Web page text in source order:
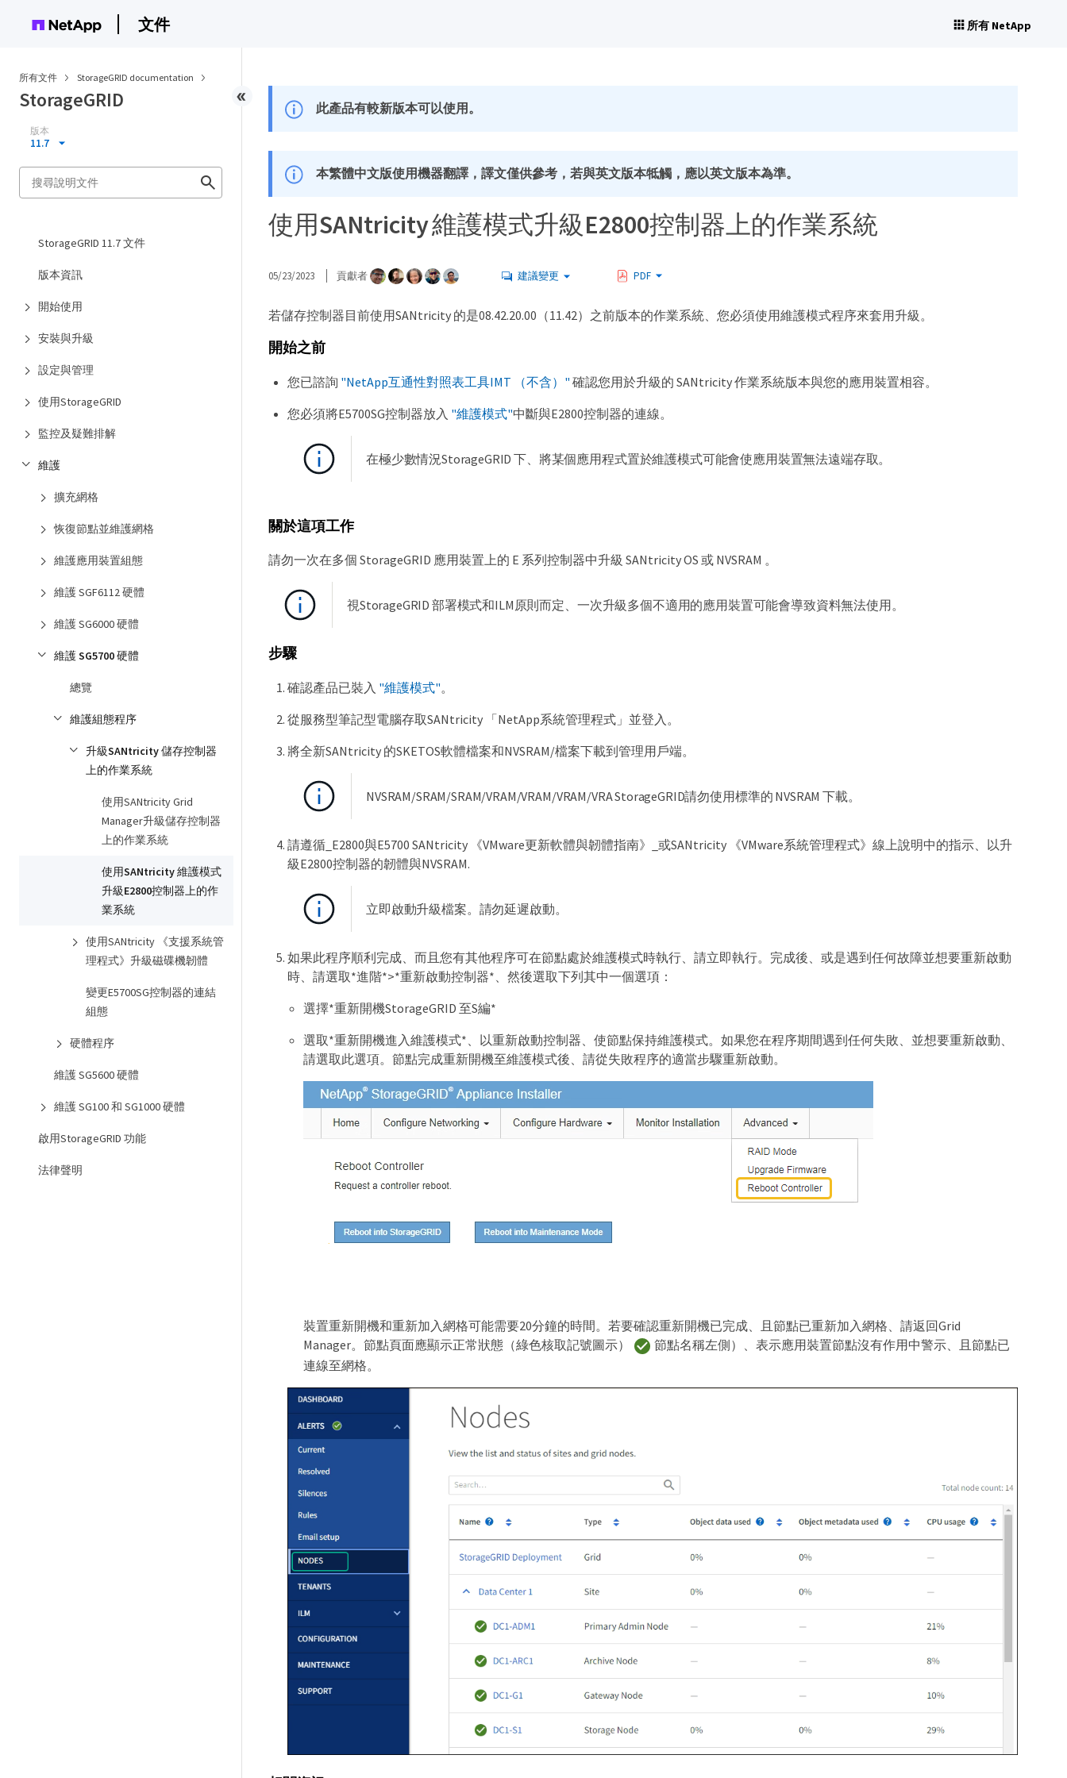
文件 所有 NetApp
所有文件 StorageGRID documentation
StorageGRID
版本
11.7
StorageGRID 11.7 文件
版本資訊
開始使用
安裝與升級
設定與管理
使用StorageGRID
監控及疑難排解
維護
擴充網格
恢復節點並維護網格
維護應用裝置組態
維護 SGF6112 硬體
維護 SG6000 硬體
維護 SG5700 硬體
總覽
維護組態程序
升級SANtricity 儲存控制器
上的作業系統
使用SANtricity Grid
Manager升級儲存控制器
上的作業系統
使用SANtricity 維護模式
升級E2800控制器上的作
業系統
使用SANtricity 《支援系統管
理程式》升級磁碟機韌體
變更E5700SG控制器的連結
組態
硬體程序
維護 SG5600 硬體
維護 SG100 和 SG1000 硬體
啟用StorageGRID 功能
法律聲明
此產品有較新版本可以使用。
本繁體中文版使用機器翻譯，譯文僅供參考，若與英文版本牴觸，應以英文版本為準。
使用SANtricity 維護模式升級E2800控制器上的作業系統
05/23/2023 貢獻者 建議變更 PDF
若儲存控制器目前使用SANtricity 的是08.42.20.00（11.42）之前版本的作業系統、您必須使用維護模式程序來套用升級。
開始之前
您已諮詢 "NetApp互通性對照表工具IMT （不含）" 確認您用於升級的 SANtricity 作業系統版本與您的應用裝置相容。
您必須將E5700SG控制器放入 "維護模式"中斷與E2800控制器的連線。
在極少數情況StorageGRID 下、將某個應用程式置於維護模式可能會使應用裝置無法遠端存取。
關於這項工作
請勿一次在多個 StorageGRID 應用裝置上的 E 系列控制器中升級 SANtricity OS 或 NVSRAM 。
視StorageGRID 部署模式和ILM原則而定、一次升級多個不適用的應用裝置可能會導致資料無法使用。
步驟
確認產品已裝入 "維護模式"。
從服務型筆記型電腦存取SANtricity 「NetApp系統管理程式」並登入。
將全新SANtricity 的SKETOS軟體檔案和NVSRAM/檔案下載到管理用戶端。
NVSRAM/SRAM/SRAM/VRAM/VRAM/VRAM/VRA StorageGRID請勿使用標準的 NVSRAM 下載。
請遵循_E2800與E5700 SANtricity 《VMware更新軟體與韌體指南》_或SANtricity 《VMware系統管理程式》線上說明中的指示、以升
級E2800控制器的韌體與NVSRAM.
立即啟動升級檔案。請勿延遲啟動。
如果此程序順利完成、而且您有其他程序可在節點處於維護模式時執行、請立即執行。完成後、或是遇到任何故障並想要重新啟動
時、請選取*進階*>*重新啟動控制器*、然後選取下列其中一個選項：
選擇*重新開機StorageGRID 至S編*
選取*重新開機進入維護模式*、以重新啟動控制器、使節點保持維護模式。如果您在程序期間遇到任何失敗、並想要重新啟動、
請選取此選項。節點完成重新開機至維護模式後、請從失敗程序的適當步驟重新啟動。
裝置重新開機和重新加入網格可能需要20分鐘的時間。若要確認重新開機已完成、且節點已重新加入網格、請返回Grid
Manager。節點頁面應顯示正常狀態（綠色核取記號圖示）
節點名稱左側）、表示應用裝置節點沒有作用中警示、且節點已
連線至網格。